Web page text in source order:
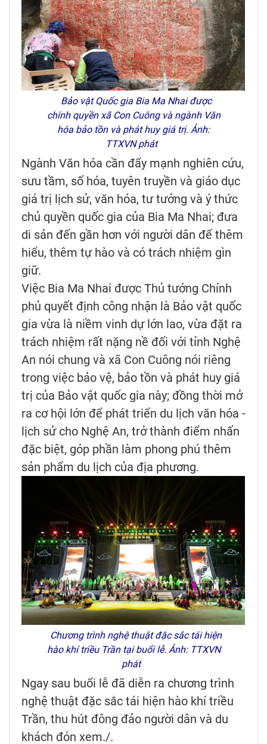
Bảo vật Quốc gia Bia Ma Nhai được
chính quyền xã Con Cuông và ngành Văn
hóa bảo tồn và phát huy giá trị. Ảnh:
TTXVN phát
Ngành Văn hóa cần đẩy mạnh nghiên cứu,
sưu tầm, số hóa, tuyên truyền và giáo dục
giá trị lịch sử, văn hóa, tư tưởng và ý thức
chủ quyền quốc gia của Bia Ma Nhai; đưa
di sản đến gần hơn với người dân để thêm
hiểu, thêm tự hào và có trách nhiệm gìn
giữ.
Việc Bia Ma Nhai được Thủ tướng Chính
phủ quyết định công nhận là Bảo vật quốc
gia vừa là niềm vinh dự lớn lao, vừa đặt ra
trách nhiệm rất nặng nề đối với tỉnh Nghệ
An nói chung và xã Con Cuông nói riêng
trong việc bảo vệ, bảo tồn và phát huy giá
trị của Bảo vật quốc gia này; đồng thời mở
ra cơ hội lớn để phát triển du lịch văn hóa -
lịch sử cho Nghệ An, trở thành điểm nhấn
đặc biệt, góp phần làm phong phú thêm
sản phẩm du lịch của địa phương.
Chương trình nghệ thuật đặc sắc tái hiện
hào khí triều Trần tại buổi lễ. Ảnh: TTXVN
phát
Ngay sau buổi lễ đã diễn ra chương trình
nghệ thuật đặc sắc tái hiện hào khí triều
Trần, thu hút đông đảo người dân và du
khách đón xem./.